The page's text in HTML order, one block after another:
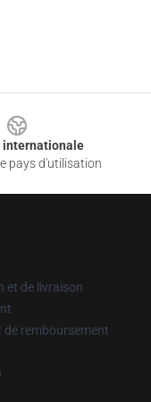
internationale
pays d'utilisation
et de livraison
de remboursement